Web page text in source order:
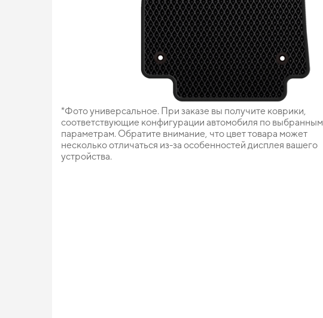
*Фото универсальное. При заказе вы получите коврики,
соответствующие конфигурации автомобиля по выбранным
параметрам. Обратите внимание, что цвет товара может
несколько отличаться из-за особенностей дисплея вашего
устройства.